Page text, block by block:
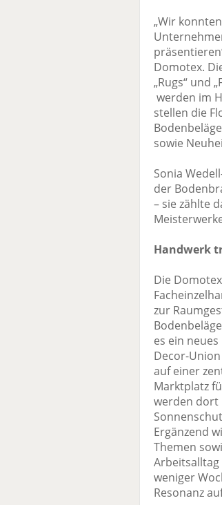
„Wir
Domotex.
„Rugs“ und
werden im
stellen die
sowie
Sonia
der
– sie zählte
Handwerk
Die
zur
es ein
Decor-
auf einer
Marktplatz
werden dort
Ergänzend
Themen
Arbeitsalltag
weniger
Resonanz